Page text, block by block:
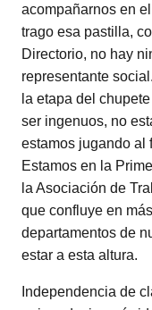
acompañarnos en
trago esa pastilla,
Directorio, no hay
representante
la etapa del
ser ingenuos, no
estamos jugando al
Estamos en la
la Asociación de
que confluye en
departamentos de
estar a esta altura.
Independencia de